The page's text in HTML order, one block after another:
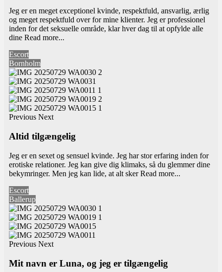
Jeg er en meget exceptionel kvinde, respektfuld, ansvarlig, ærlig
og meget respektfuld over for mine klienter. Jeg er professionel
inden for det seksuelle område, klar hver dag til at opfylde alle
dine Read more...
Escort
Bornholm
Previous Next
Altid tilgængelig
Jeg er en sexet og sensuel kvinde. Jeg har stor erfaring inden for
erotiske relationer. Jeg kan give dig klimaks, så du glemmer dine
bekymringer. Men jeg kan lide, at alt skerRead more...
Escort
Ballerup
Previous Next
Mit navn er Luna, og jeg er tilgængelig